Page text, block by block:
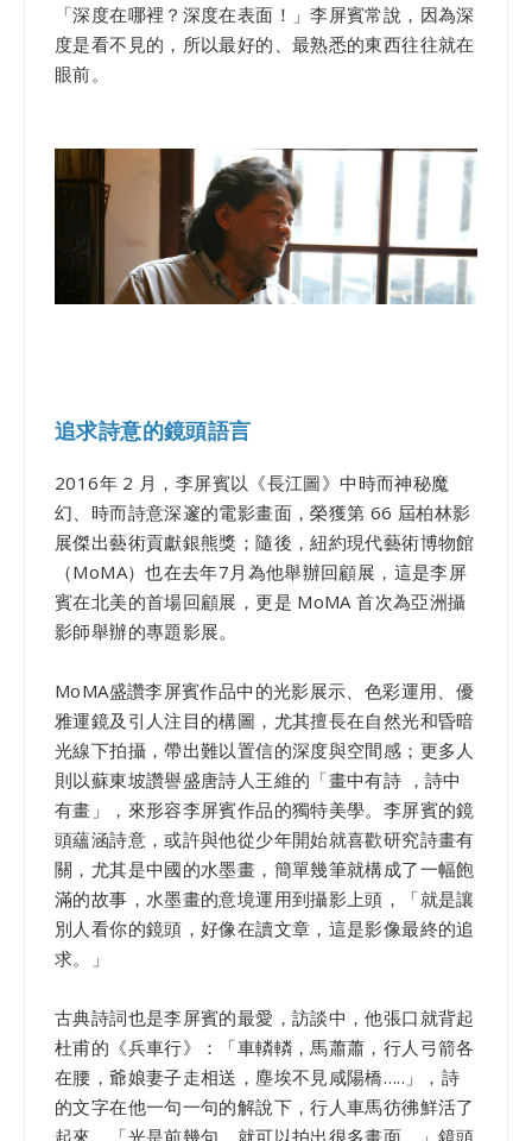
「深度在哪裡？深度在表面！」李屏賓常說，因為深
度是看不見的，所以最好的、最熟悉的東西往往就在
眼前。
追求詩意的鏡頭語言
2016年 2 月，李屏賓以《長江圖》中時而神秘魔
幻、時而詩意深邃的電影畫面，榮獲第 66 屆柏林影
展傑出藝術貢獻銀熊獎；隨後，紐約現代藝術博物館
（MoMA）也在去年7月為他舉辦回顧展，這是李屏
賓在北美的首場回顧展，更是 MoMA 首次為亞洲攝
影師舉辦的專題影展。
MoMA盛讚李屏賓作品中的光影展示、色彩運用、優
雅運鏡及引人注目的構圖，尤其擅長在自然光和昏暗
光線下拍攝，帶出難以置信的深度與空間感；更多人
則以蘇東坡讚譽盛唐詩人王維的「畫中有詩 ，詩中
有畫」，來形容李屏賓作品的獨特美學。李屏賓的鏡
頭蘊涵詩意，或許與他從少年開始就喜歡研究詩畫有
關，尤其是中國的水墨畫，簡單幾筆就構成了一幅飽
滿的故事，水墨畫的意境運用到攝影上頭，「就是讓
別人看你的鏡頭，好像在讀文章，這是影像最終的追
求。」
古典詩詞也是李屏賓的最愛，訪談中，他張口就背起
杜甫的《兵車行》：「車轔轔，馬蕭蕭，行人弓箭各
在腰，爺娘妻子走相送，塵埃不見咸陽橋…..」，詩
的文字在他一句一句的解說下，行人車馬彷彿鮮活了
起來，「光是前幾句，就可以拍出很多畫面。」鏡頭